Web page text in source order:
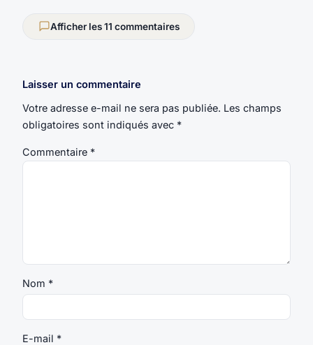
Afficher les 11 commentaires
Laisser un commentaire
Votre adresse e-mail ne sera pas publiée. Les champs
obligatoires sont indiqués avec *
Commentaire *
Nom *
E-mail *